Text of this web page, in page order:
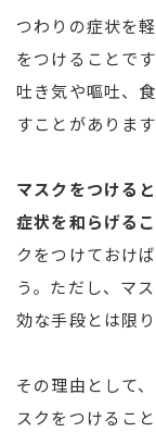
つわりの症状を
をつけることで
吐き気や嘔吐、
すことがあります
マスクをつける
症状を和らげる
クをつけておけ
う。ただし、マ
効な手段とは限り
その理由として
スクをつけるこ